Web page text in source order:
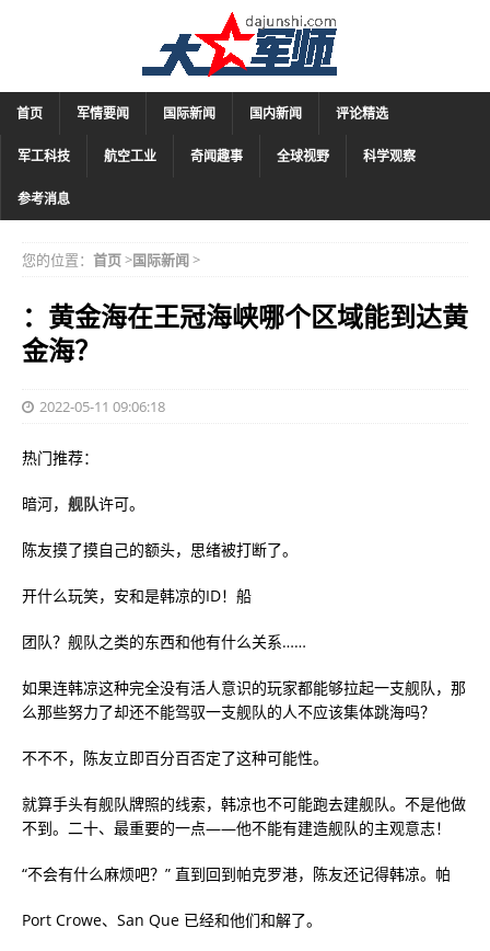
首页 军情要闻 国际新闻 国内新闻 评论精选
军工科技 航空工业 奇闻趣事 全球视野 科学观察
参考消息
您的位置： 首页>国际新闻>
：黄金海在王冠海峡哪个区域能到达黄
金海？
2022-05-11 09:06:18
热门推荐：
暗河， 舰队许可。
陈友摸了摸自己的额头，思绪被打断了。
开什么玩笑，安和是韩凉的ID！船
团队？舰队之类的东西和他有什么关系……
如果连韩凉这种完全没有活人意识的玩家都能够拉起一支舰队，那
么那些努力了却还不能驾驭一支舰队的人不应该集体跳海吗？
不不不，陈友立即百分百否定了这种可能性。
就算手头有舰队牌照的线索，韩凉也不可能跑去建舰队。不是他做
不到。二十、最重要的一点——他不能有建造舰队的主观意志！
“不会有什么麻烦吧？” 直到回到帕克罗港，陈友还记得韩凉。帕
Port Crowe、San Que 已经和他们和解了。